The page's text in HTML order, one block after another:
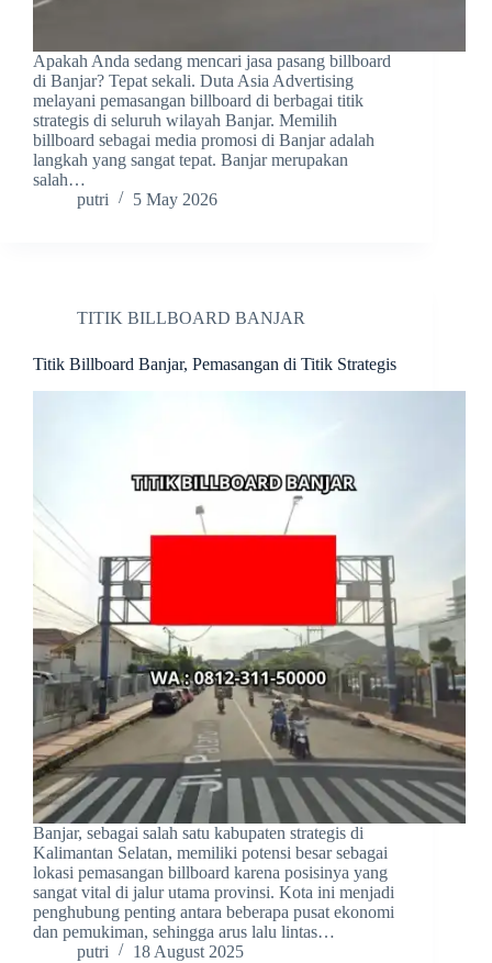
Apakah Anda sedang mencari jasa pasang billboard
di Banjar? Tepat sekali. Duta Asia Advertising
melayani pemasangan billboard di berbagai titik
strategis di seluruh wilayah Banjar. Memilih
billboard sebagai media promosi di Banjar adalah
langkah yang sangat tepat. Banjar merupakan
salah…
putri
5 May 2026
TITIK BILLBOARD BANJAR
Titik Billboard Banjar, Pemasangan di Titik Strategis
Banjar, sebagai salah satu kabupaten strategis di
Kalimantan Selatan, memiliki potensi besar sebagai
lokasi pemasangan billboard karena posisinya yang
sangat vital di jalur utama provinsi. Kota ini menjadi
penghubung penting antara beberapa pusat ekonomi
dan pemukiman, sehingga arus lalu lintas…
putri
18 August 2025